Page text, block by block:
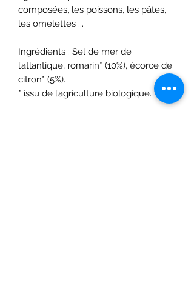
composées, les poissons, les pâtes,
les omelettes ...
Ingrédients : Sel de mer de
l’atlantique, romarin* (10%), écorce de
citron* (5%).
* issu de l’agriculture biologique.